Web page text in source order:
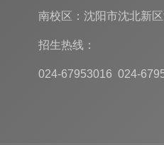
南校区：沈阳市沈北新
招生热线：
024-67953016 024-